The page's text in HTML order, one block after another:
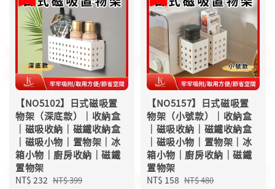
【NO5102】日式磁吸置
物架（深底款）｜收納盒
｜磁吸收納｜磁鐵收納盒
｜磁吸小物｜置物架｜冰
箱小物｜廚房收納｜磁鐵
置物架
Sale
NT$ 232 Regular
NT$ 399
【NO5157】日式磁吸置
物架（小號款）｜收納盒
｜磁吸收納｜磁鐵收納盒
｜磁吸小物｜置物架｜冰
箱小物｜廚房收納｜磁鐵
置物架
Sale
NT$ 158 Regular
NT$ 480